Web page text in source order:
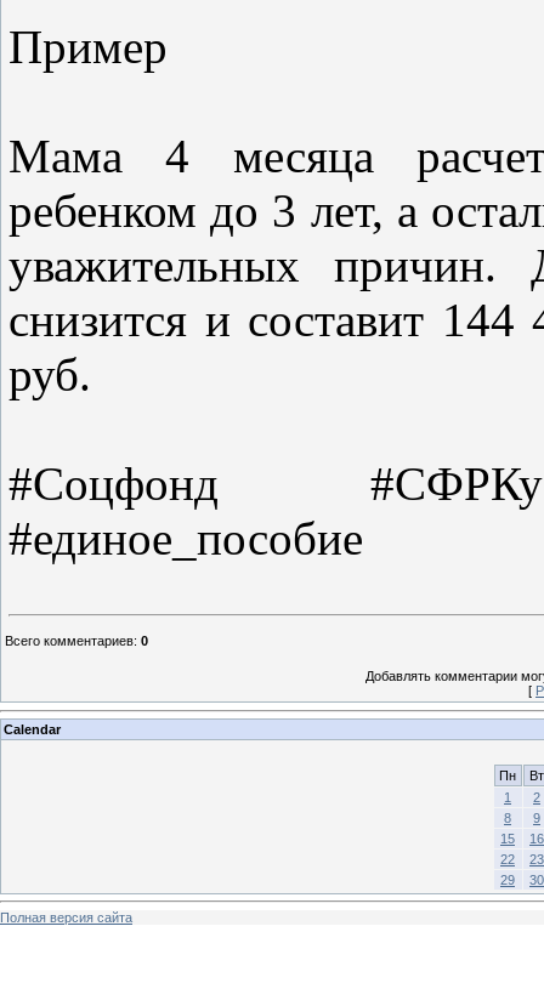
Пример
Мама 4 месяца
ребенком до 3 лет, а
уважительных
снизится и составит
руб.
#Соцфонд
#единое_пособие
Всего комментариев: 0
Добавлять комментарии
[
Calendar
Пн
Вт
1
2
8
9
15
16
22
23
29
30
Полная версия сайта